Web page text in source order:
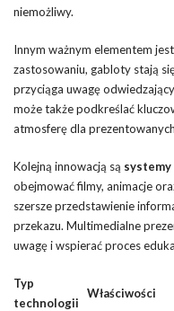
niemożliwy.
Innym ważnym elementem jest
zastosowaniu, gabloty stają
przyciąga uwagę
może także podkreślać
atmosferę dla
Kolejną innowacją są
obejmować filmy, animacje
szersze przedstawienie
przekazu. Multimedialne
uwagę i wspierać proces
Typ
technologii
Właściwości